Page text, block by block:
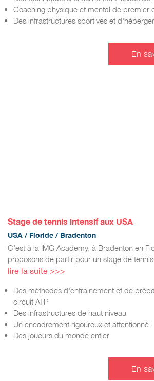
Coaching physique et mental de premier
Des infrastructures sportives et
En
Stage de tennis intensif aux USA
USA / Floride / Bradenton
C’est à la IMG Academy, à Bradenton en
proposons de partir pour un stage de
lire la suite >>>
Des méthodes d'entrainement et de
circuit ATP
Des infrastructures de haut niveau
Un encadrement rigoureux et attentionné
Des joueurs du monde entier
En